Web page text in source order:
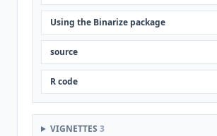
Using the Binarize package
source
R code
VIGNETTES 3